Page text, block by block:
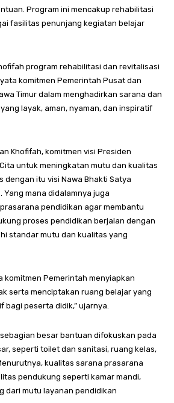
Program ini mencakup rehabilitasi
fasilitas penunjang kegiatan belajar
program rehabilitasi dan revitalisasi
komitmen Pemerintah Pusat dan
Timur dalam menghadirkan sarana dan
layak, aman, nyaman, dan inspiratif
Khofifah, komitmen visi Presiden
untuk meningkatan mutu dan kualitas
dengan itu visi Nawa Bhakti Satya
Yang mana didalamnya juga
pendidikan agar membantu
proses pendidikan berjalan dengan
standar mutu dan kualitas yang
komitmen Pemerintah menyiapkan
serta menciptakan ruang belajar yang
bagi peserta didik,” ujarnya.
besar bantuan difokuskan pada
seperti toilet dan sanitasi, ruang kelas,
kualitas sarana prasarana
pendukung seperti kamar mandi,
dari mutu layanan pendidikan